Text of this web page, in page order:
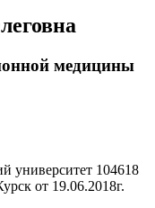
медицины
университет 104618
от 19.06.2018г.